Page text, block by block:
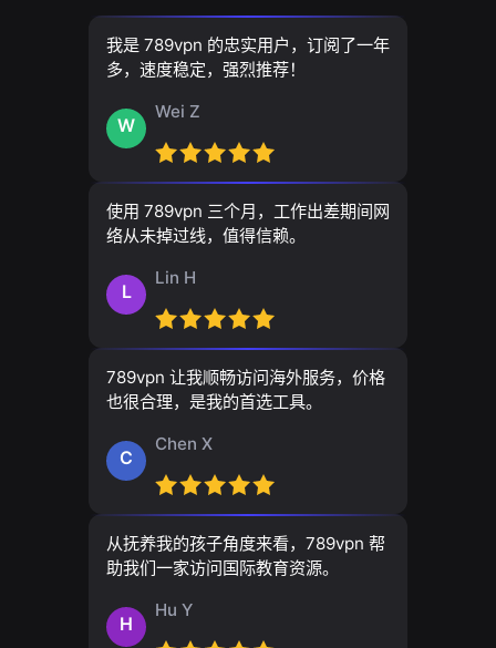
我是 789vpn 的忠实用户，订阅了一年
多，速度稳定，强烈推荐！
W
Wei Z
使用 789vpn 三个月，工作出差期间网
络从未掉过线，值得信赖。
L
Lin H
789vpn 让我顺畅访问海外服务，价格
也很合理，是我的首选工具。
C
Chen X
从抚养我的孩子角度来看，789vpn 帮
助我们一家访问国际教育资源。
H
Hu Y